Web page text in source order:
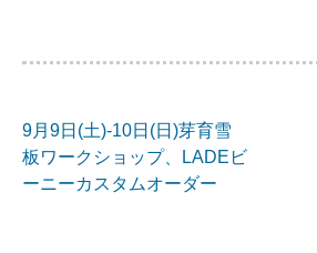
投
稿
9月9日(土)-10日(日)芽育雪
板ワークショップ、LADEビ
ーニーカスタムオーダー